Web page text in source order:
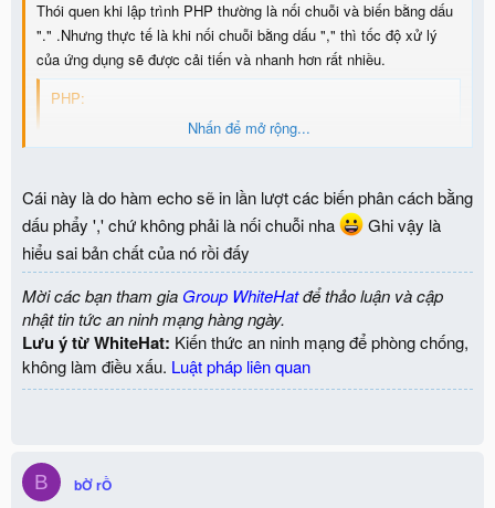
Thói quen khi lập trình PHP thường là nối chuỗi và biến bằng dấu
"." .Nhưng thực tế là khi nối chuỗi bằng dấu "," thì tốc độ xử lý
của ứng dụng sẽ được cải tiến và nhanh hơn rất nhiều.
PHP:
Nhấn để mở rộng...
Cái này là do hàm echo sẽ in lần lượt các biến phân cách bằng
dấu phẩy ',' chứ không phải là nối chuỗi nha
Ghi vậy là
hiểu sai bản chất của nó rồi đấy
Mời các bạn tham gia Group WhiteHatđể thảo luận và cập
nhật tin tức an ninh mạng hàng ngày.
Lưu ý từ WhiteHat: Kiến thức an ninh mạng để phòng chống,
không làm điều xấu. Luật pháp liên quan
B bỜ rỒ